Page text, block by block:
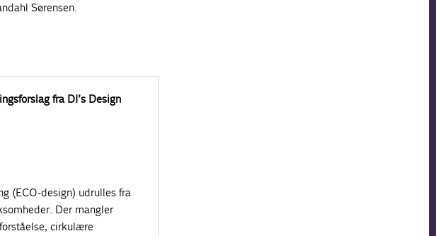
Sørensen.
fra DI’s Design
(ECO-design) udrulles fra
Der mangler
cirkulære